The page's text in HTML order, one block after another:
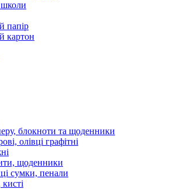
папір
картон
блокноти та щоденники
олівці графітні
щоденники
сумки, пенали